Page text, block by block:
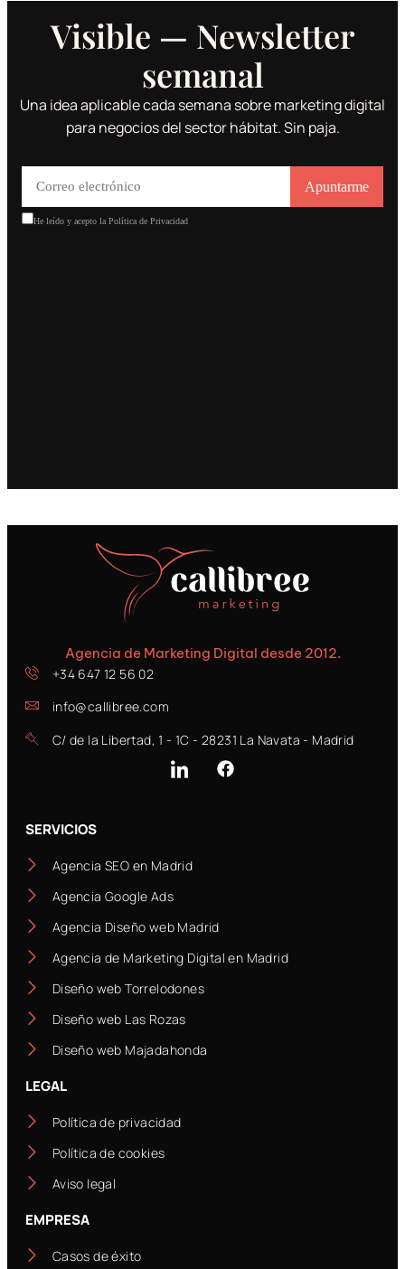
Visible — Newsletter
semanal
Una idea aplicable cada semana sobre marketing digital
para negocios del sector hábitat. Sin paja.
Agencia de Marketing Digital desde 2012.
+34 647 12 56 02
info@callibree.com
C/ de la Libertad, 1 - 1C - 28231 La Navata - Madrid
SERVICIOS
Agencia SEO en Madrid
Agencia Google Ads
Agencia Diseño web Madrid
Agencia de Marketing Digital en Madrid
Diseño web Torrelodones
Diseño web Las Rozas
Diseño web Majadahonda
LEGAL
Política de privacidad
Política de cookies
Aviso legal
EMPRESA
Casos de éxito